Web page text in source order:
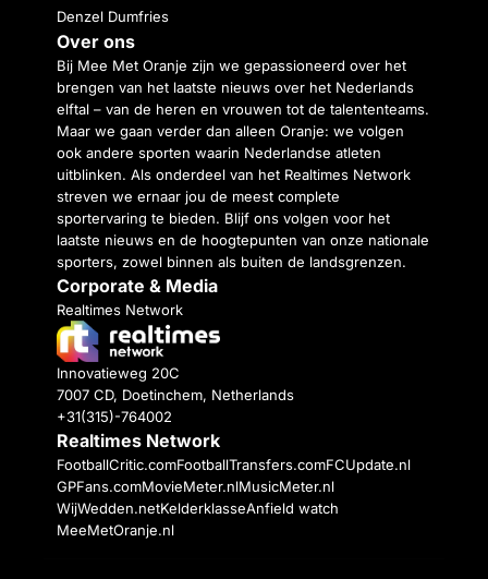
Denzel Dumfries
Over ons
Bij Mee Met Oranje zijn we gepassioneerd over het
brengen van het laatste nieuws over het Nederlands
elftal – van de heren en vrouwen tot de talententeams.
Maar we gaan verder dan alleen Oranje: we volgen
ook andere sporten waarin Nederlandse atleten
uitblinken. Als onderdeel van het Realtimes Network
streven we ernaar jou de meest complete
sportervaring te bieden. Blijf ons volgen voor het
laatste nieuws en de hoogtepunten van onze nationale
sporters, zowel binnen als buiten de landsgrenzen.
Corporate & Media
Realtimes Network
Innovatieweg 20C
7007 CD, Doetinchem, Netherlands
+31(315)-764002
Realtimes Network
FootballCritic.comFootballTransfers.comFCUpdate.nl
GPFans.comMovieMeter.nlMusicMeter.nl
WijWedden.netKelderklasseAnfield watch
MeeMetOranje.nl